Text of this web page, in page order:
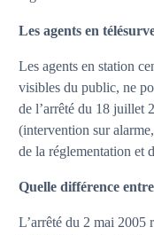
Les agents en
Les agents en station
visibles du public, ne
de l’arrêté du 18 juillet
(intervention sur
de la réglementation et
Quelle différence
L’arrêté du 2 mai 2005